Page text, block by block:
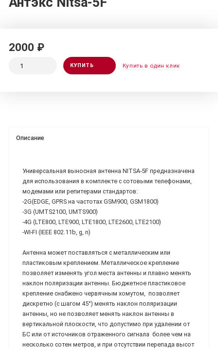
2000 ₽
КУПИТЬ Купить в один клик
Описание
Универсальная выносная антенна NITSA-5F предназначена
для использования в комплекте c сотовыми телефонами,
модемами или репитерами стандартов:
-2G(EDGE, GPRS на частотах GSM900, GSM1800)
-3G (UMTS2100, UMTS900)
-4G (LTE800, LTE900, LTE1800, LTE2600, LTE2100)
-WI-FI (IEEE 802.11b, g, n)
Антенна может поставляться с металлическим или
пластиковым креплением. Металлическое крепление
позволяет изменять угол места антенны и плавно менять
наклон поляризации антенны. Бюджетное пластиковое
крепление снабжено червячным хомутом, позволяет
дискретно (с шагом 45°) менять наклон поляризации
антенны, но не позволяет менять наклон антенны в
вертикальной плоскости, что допустимо при удалении от
БС или от источников отраженного сигнала более чем на
несколько сотен метров, и при отсутствии перепада высот